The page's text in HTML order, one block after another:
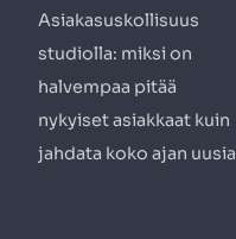
Asiakasuskollisuus
studiolla: miksi on
halvempaa pitää
nykyiset asiakkaat kuin
jahdata koko ajan uusia